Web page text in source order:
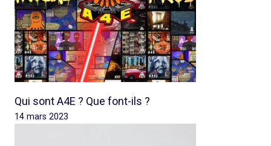
Qui sont A4E ? Que font-ils ?
14 mars 2023